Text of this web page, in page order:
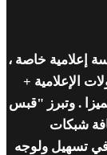
إعلامية خاصة ،
الإعلامية +
. وتبرز "قبس
شبكات
في تسهيل ولوجه